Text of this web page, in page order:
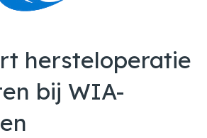
hersteloperatie
bij WIA-